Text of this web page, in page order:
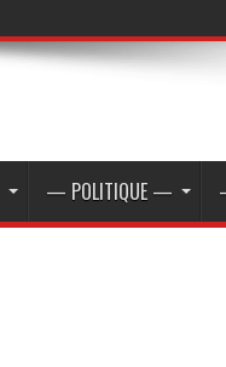
— POLITIQUE —